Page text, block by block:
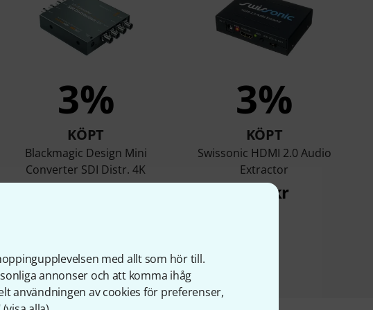
med allt som hör till.
annonser och att komma ihåg
användningen av cookies för preferenser,
3%
KÖPT
Blackmagic Design Mini
Converter SDI Distr. 4K
3%
KÖPT
Swissonic HDMI 2.0 Audio
Extractor
439 kr